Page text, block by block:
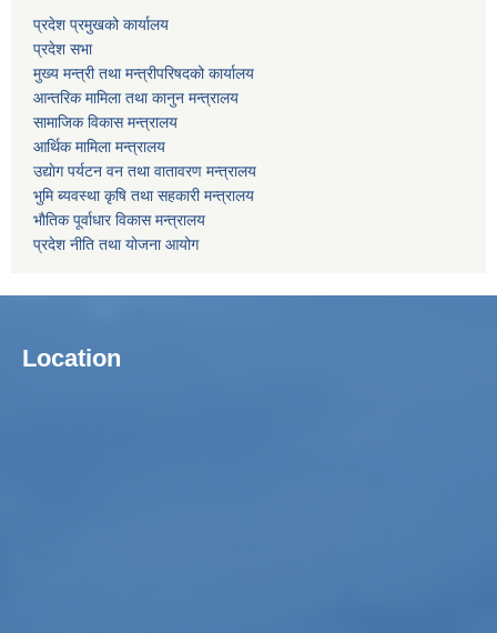
प्रदेश प्रमुखको कार्यालय
प्रदेश सभा
मुख्य मन्त्री तथा मन्त्रीपरिषदको कार्यालय
आन्तरिक मामिला तथा कानुन मन्त्रालय
सामाजिक विकास मन्त्रालय
आर्थिक मामिला मन्त्रालय
उद्याेग पर्यटन वन तथा वातावरण मन्त्रालय
भुमि ब्यवस्था कृषि तथा सहकारी मन्त्रालय
भाैतिक पूर्वाधार विकास मन्त्रालय
प्रदेश नीति तथा योजना आयोग
Location